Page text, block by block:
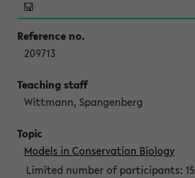
209713
Wittmann, Spangenberg
Models in Conservation Biology
Limited number of participants: 15